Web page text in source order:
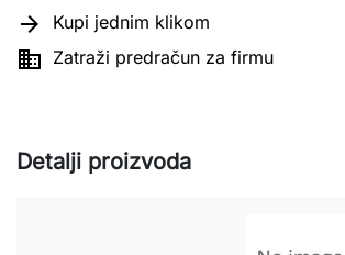
 Kupi jednim klikom
 Zatraži predračun za firmu
Detalji proizvoda